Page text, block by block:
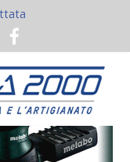
a batteria
e Idropitture